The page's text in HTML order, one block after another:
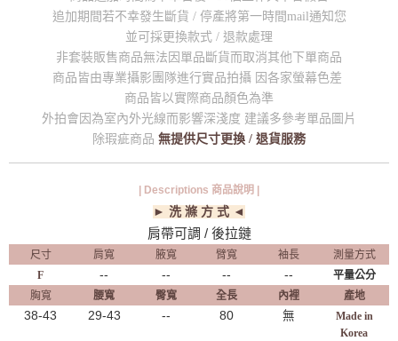
追加期間若不幸發生斷貨 / 停產將第一時間mail通知您
並可採更換款式 / 退款處理
非套裝販售商品無法因單品斷貨而取消其他下單商品
商品皆由專業攝影團隊進行實品拍攝 因各家螢幕色差
商品皆以實際商品顏色為準
外拍會因為室內外光線而影響深淺度 建議多參考單品圖片
除瑕疵商品 無提供尺寸更換 / 退貨服務
| Descriptions 商品說明 |
► 洗 滌 方 式 ◄
肩帶可調 / 後拉鏈
尺寸 肩寬 腋寬 臂寬 袖長
測量方式
F
-- -- -- --
平量公分
胸寬
腰寬 臀寬 全長 內裡 產地
38-43 29-43 -- 80 無
Made in
Korea